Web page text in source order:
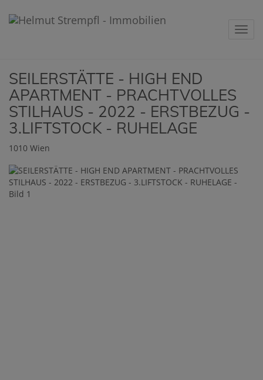
SEILERSTÄTTE - HIGH END
APARTMENT - PRACHTVOLLES
STILHAUS - 2022 - ERSTBEZUG -
3.LIFTSTOCK - RUHELAGE
1010 Wien